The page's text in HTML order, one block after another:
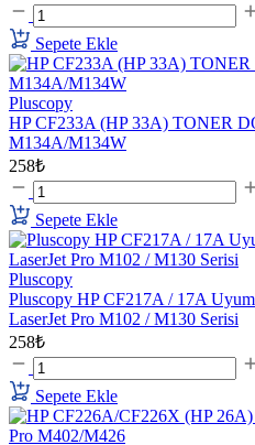
Sepete Ekle
Pluscopy
HP CF233A (HP 33A) TONER
M134A/M134W
258₺
Sepete Ekle
Pluscopy
Pluscopy HP CF217A / 17A
LaserJet Pro M102 / M130 Serisi
258₺
Sepete Ekle